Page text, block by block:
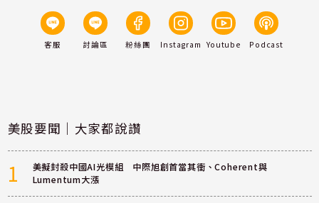
客服 討論區 粉絲團 Instagram Youtube Podcast
美股要聞｜大家都說讚
1
美擬封殺中國AI光模組 中際旭創首當其衝、Coherent與
Lumentum大漲